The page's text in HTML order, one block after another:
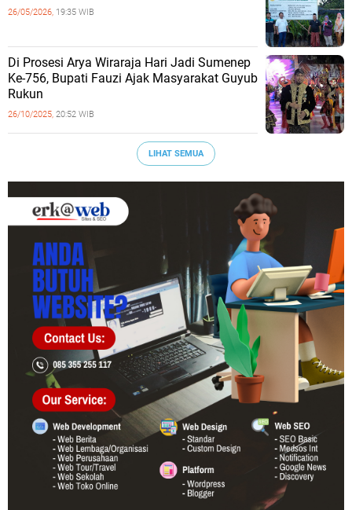
26/05/2026, 19:35 WIB
Di Prosesi Arya Wiraraja Hari Jadi Sumenep
Ke-756, Bupati Fauzi Ajak Masyarakat Guyub
Rukun
26/10/2025, 20:52 WIB
LIHAT SEMUA